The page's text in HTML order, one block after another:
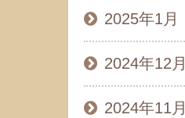
2025年1月
2024年12月
2024年11月